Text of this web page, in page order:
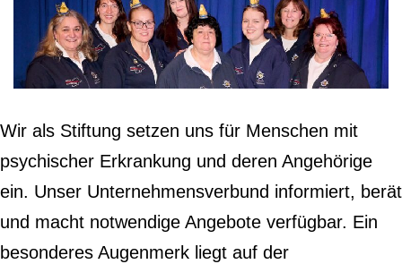
Wir als Stiftung setzen uns für Menschen mit
psychischer Erkrankung und deren Angehörige
ein. Unser Unternehmensverbund informiert, berät
und macht notwendige Angebote verfügbar. Ein
besonderes Augenmerk liegt auf der